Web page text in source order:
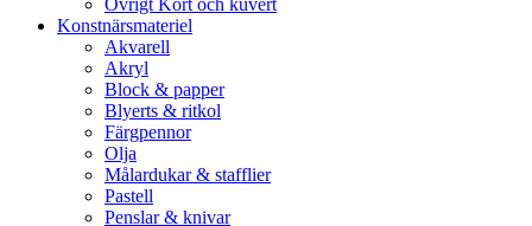
Övrigt Kort och kuvert
Konstnärsmateriel
Akvarell
Akryl
Block & papper
Blyerts & ritkol
Färgpennor
Olja
Målardukar & stafflier
Pastell
Penslar & knivar